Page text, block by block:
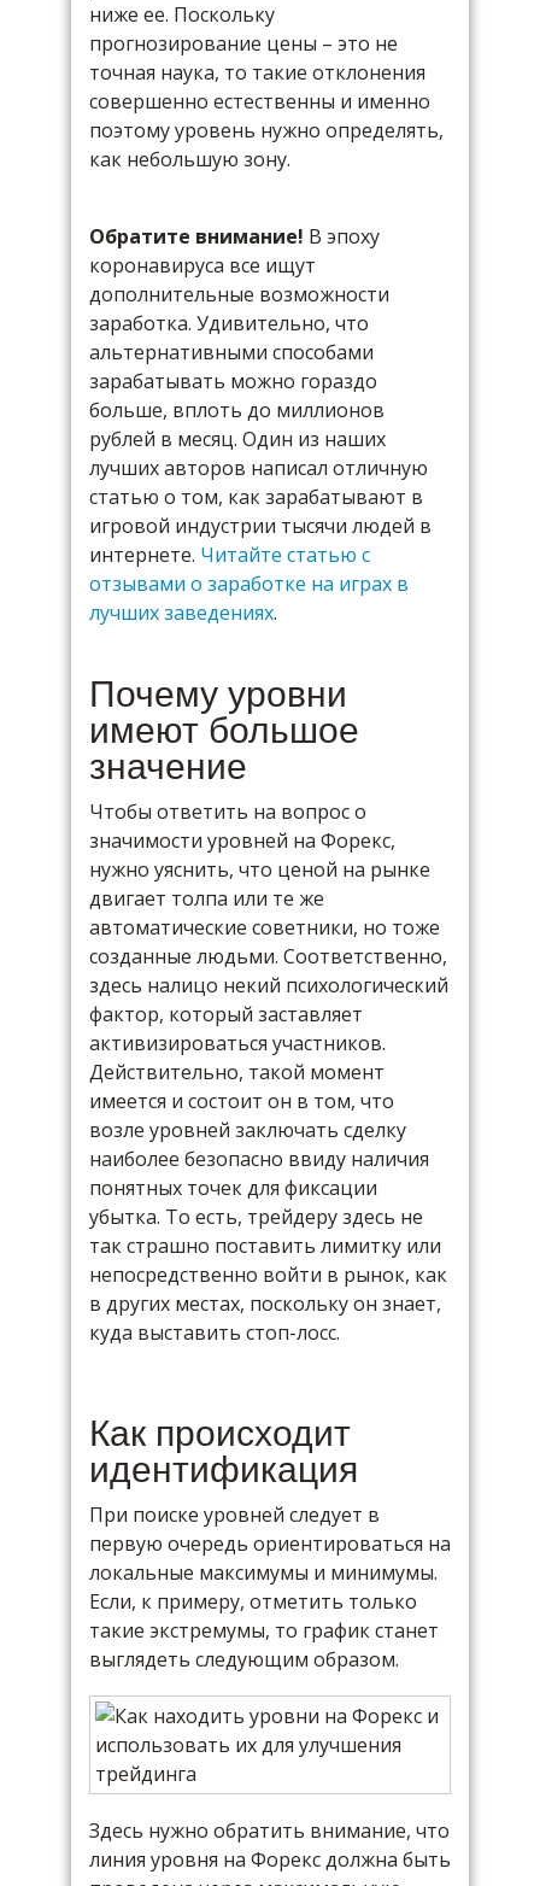
ниже ее. Поскольку
прогнозирование цены – это не
точная наука, то такие отклонения
совершенно естественны и именно
поэтому уровень нужно определять,
как небольшую зону.
Обратите внимание! В эпоху
коронавируса все ищут
дополнительные возможности
заработка. Удивительно, что
альтернативными способами
зарабатывать можно гораздо
больше, вплоть до миллионов
рублей в месяц. Один из наших
лучших авторов написал отличную
статью о том, как зарабатывают в
игровой индустрии тысячи людей в
интернете. Читайте статью с
отзывами о заработке на играх в
лучших заведениях.
Почему уровни
имеют большое
значение
Чтобы ответить на вопрос о
значимости уровней на Форекс,
нужно уяснить, что ценой на рынке
двигает толпа или те же
автоматические советники, но тоже
созданные людьми. Соответственно,
здесь налицо некий психологический
фактор, который заставляет
активизироваться участников.
Действительно, такой момент
имеется и состоит он в том, что
возле уровней заключать сделку
наиболее безопасно ввиду наличия
понятных точек для фиксации
убытка. То есть, трейдеру здесь не
так страшно поставить лимитку или
непосредственно войти в рынок, как
в других местах, поскольку он знает,
куда выставить стоп-лосс.
Как происходит
идентификация
При поиске уровней следует в
первую очередь ориентироваться на
локальные максимумы и минимумы.
Если, к примеру, отметить только
такие экстремумы, то график станет
выглядеть следующим образом.
Здесь нужно обратить внимание, что
линия уровня на Форекс должна быть